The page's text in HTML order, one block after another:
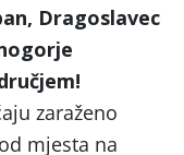
Dragoslavec
zaraženo
mjesta na